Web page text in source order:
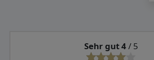
Sehr gut 4/ 5